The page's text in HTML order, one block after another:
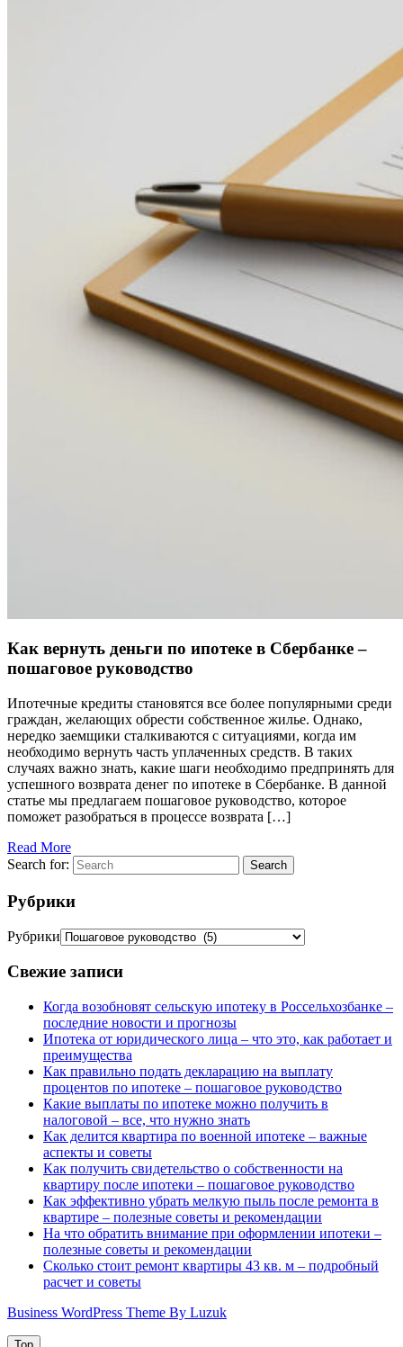
Как вернуть деньги по ипотеке в Сбербанке –
пошаговое руководство
Ипотечные кредиты становятся все более популярными среди
граждан, желающих обрести собственное жилье. Однако,
нередко заемщики сталкиваются с ситуациями, когда им
необходимо вернуть часть уплаченных средств. В таких
случаях важно знать, какие шаги необходимо предпринять для
успешного возврата денег по ипотеке в Сбербанке. В данной
статье мы предлагаем пошаговое руководство, которое
поможет разобраться в процессе возврата […]
Read More
Search for:
Search
Рубрики
Рубрики
Свежие записи
Когда возобновят сельскую ипотеку в Россельхозбанке –
последние новости и прогнозы
Ипотека от юридического лица – что это, как работает и
преимущества
Как правильно подать декларацию на выплату
процентов по ипотеке – пошаговое руководство
Какие выплаты по ипотеке можно получить в
налоговой – все, что нужно знать
Как делится квартира по военной ипотеке – важные
аспекты и советы
Как получить свидетельство о собственности на
квартиру после ипотеки – пошаговое руководство
Как эффективно убрать мелкую пыль после ремонта в
квартире – полезные советы и рекомендации
На что обратить внимание при оформлении ипотеки –
полезные советы и рекомендации
Сколько стоит ремонт квартиры 43 кв. м – подробный
расчет и советы
Business WordPress Theme By Luzuk